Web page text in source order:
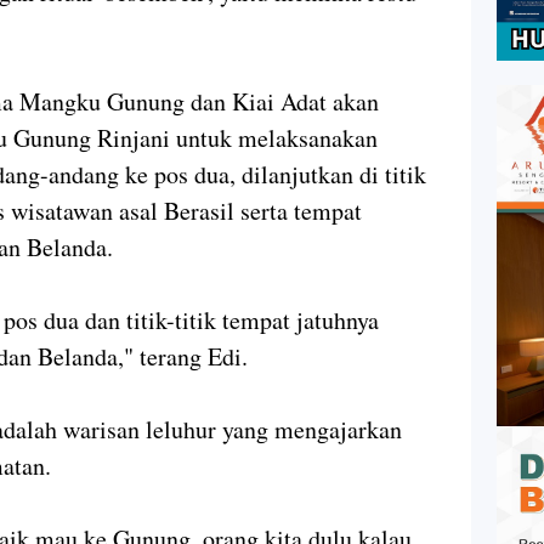
Mangku Gunung dan Kiai Adat akan
Rinjani untuk melaksanakan
andang ke pos dua, dilanjutkan di titik
asal Berasil serta tempat
Belanda.
dua dan titik-titik tempat jatuhnya
Belanda," terang Edi.
warisan leluhur yang mengajarkan